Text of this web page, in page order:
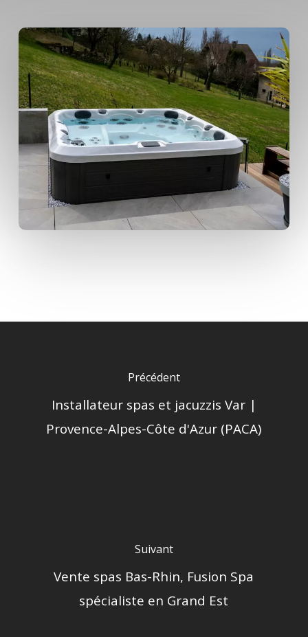
Précédent
Installateur spas et jacuzzis Var |
Provence-Alpes-Côte d'Azur (PACA)
Suivant
Vente spas Bas-Rhin, Fusion Spa
spécialiste en Grand Est